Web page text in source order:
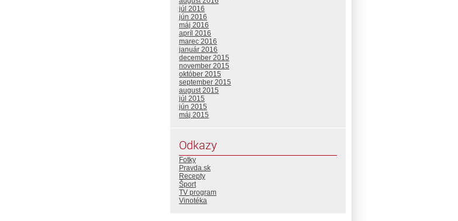
júl 2016
jún 2016
máj 2016
apríl 2016
marec 2016
január 2016
december 2015
november 2015
október 2015
september 2015
august 2015
júl 2015
jún 2015
máj 2015
Odkazy
Fotky
Pravda.sk
Recepty
Šport
TV program
Vinotéka